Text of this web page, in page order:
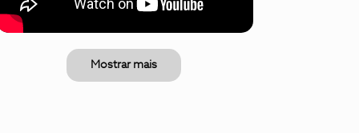
Mostrar mais